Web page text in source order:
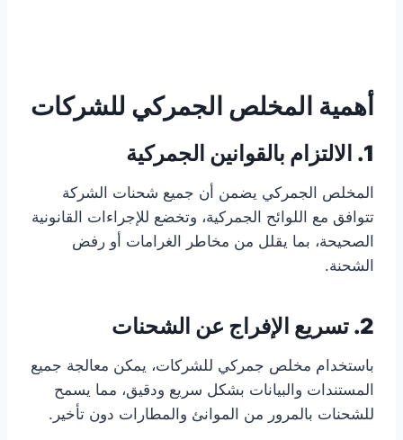
أهمية المخلص الجمركي للشركات
1. الالتزام بالقوانين الجمركية
المخلص الجمركي يضمن أن جميع شحنات الشركة
تتوافق مع اللوائح الجمركية، وتخضع للإجراءات القانونية
الصحيحة، بما يقلل من مخاطر الغرامات أو رفض
الشحنة.
2. تسريع الإفراج عن الشحنات
باستخدام مخلص جمركي للشركات، يمكن معالجة جميع
المستندات والبيانات بشكل سريع ودقيق، مما يسمح
للشحنات بالمرور من الموانئ والمطارات دون تأخير.